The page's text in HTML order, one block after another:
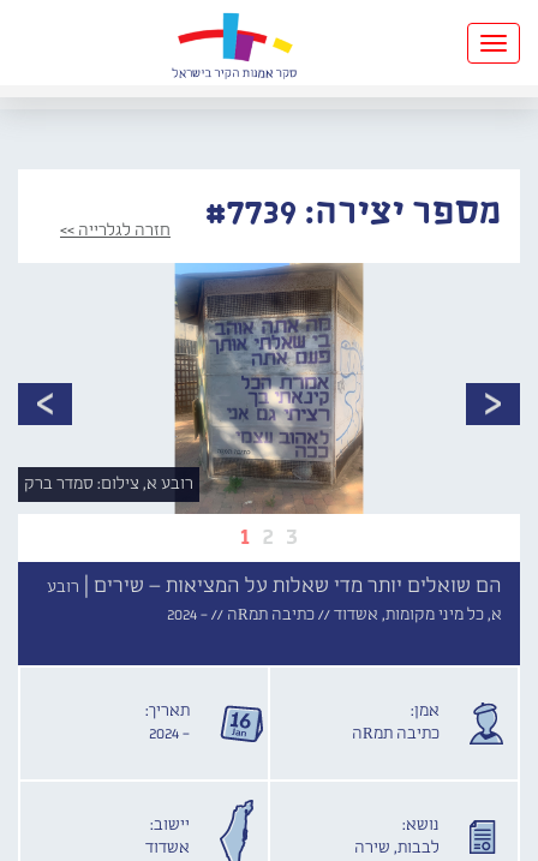
Toggle
navigation
מספר יצירה: #7739 חזרה לגלרייה >>
1 2 3
רובע א, צילום: סמדר ברק
הם שואלים יותר מדי שאלות על המציאות – שירים |
רובע
א, כל מיני מקומות, אשדוד //כתיבה תמRה // - 2024
אמן:
כתיבה תמRה
תאריך:
- 2024
נושא:
לבבות, שירה
יישוב:
אשדוד